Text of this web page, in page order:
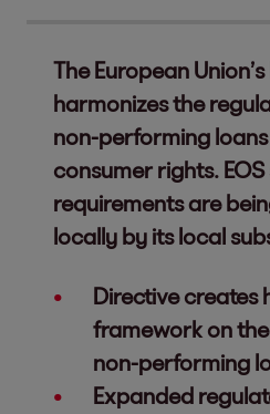
The European
harmonizes the
non-performing
consumer rights.
requirements are
locally by its local
Directive creates
framework on
non-performing
Expanded